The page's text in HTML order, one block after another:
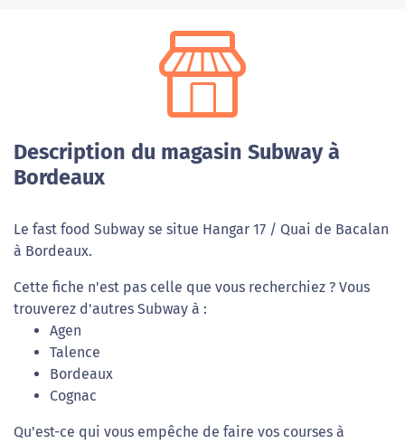
Description du magasin Subway à
Bordeaux
Le fast food Subway se situe Hangar 17 / Quai de Bacalan
à Bordeaux.
Cette fiche n'est pas celle que vous recherchiez ? Vous
trouverez d'autres Subway à :
Agen
Talence
Bordeaux
Cognac
Qu'est-ce qui vous empêche de faire vos courses à